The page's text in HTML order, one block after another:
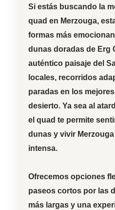
Si estás buscando la
quad en Merzouga,
formas más
dunas doradas de Erg
auténtico paisaje del
locales, recorridos
paradas en los
desierto. Ya sea al
el quad te permite
dunas y vivir
intensa.
Ofrecemos opciones
paseos cortos por las
más largas y una